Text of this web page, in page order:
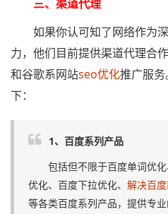
三、渠道代理
如果你认可知了网络作为深
力，他们目前提供渠道代理合
和谷歌系网站seo优化推广服
下：
1、百度系列产品
包括但不限于百度单词优化
优化、百度下拉优化、 解决百
等各类百度系列产品，提供专业